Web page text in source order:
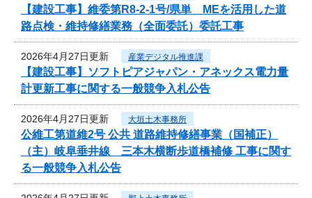
【建設工事】維委第R8-2-1号/県単 MEを活用した道
路点検・維持修繕業務（全面委託）委託工事
2026年4月27日更新 産業デジタル推進課
【建設工事】ソフトピアジャパン・アネックス電力量
計更新工事に関する一般競争入札公告
2026年4月27日更新 大垣土木事務所
公維工第道維2号 公共 道路維持修繕事業（国補正）
（主）岐阜垂井線 三本木横断歩道橋補修 工事に関す
る一般競争入札公告